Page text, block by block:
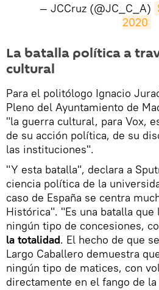
— JCCruz (@JC_C_A)
2020
La batalla política a
cultural
Para el politólogo Ignacio
Pleno del Ayuntamiento de
"la guerra cultural, para Vox,
de su acción política, de su
las instituciones".
"Y esta batalla", declara a
ciencia política de la
caso de España se centra
Histórica". "Es una batalla
ningún tipo de concesiones,
la totalidad. El hecho de que
Largo Caballero demuestra
ningún tipo de matices, con
directamente en el fango de